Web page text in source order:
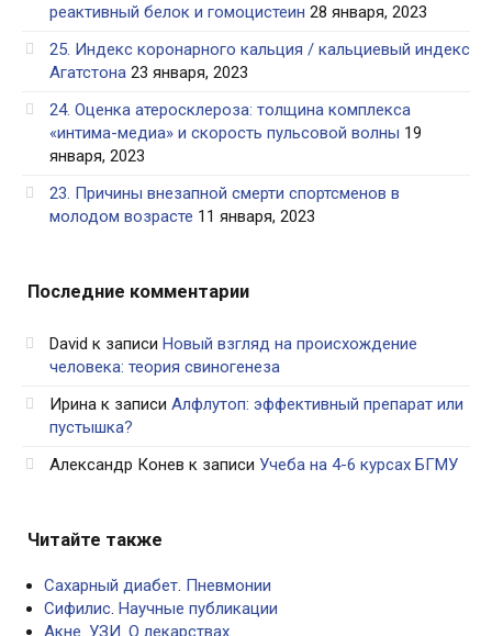
реактивный белок и гомоцистеин 28 января, 2023
25. Индекс коронарного кальция / кальциевый индекс
Агатстона 23 января, 2023
24. Оценка атеросклероза: толщина комплекса
«интима-медиа» и скорость пульсовой волны 19
января, 2023
23. Причины внезапной смерти спортсменов в
молодом возрасте 11 января, 2023
Последние комментарии
David к записи Новый взгляд на происхождение
человека: теория свиногенеза
Ирина к записи Алфлутоп: эффективный препарат или
пустышка?
Александр Конев к записи Учеба на 4-6 курсах БГМУ
Читайте также
Сахарный диабет Пневмонии
Сифилис Научные публикации
Акне УЗИ О лекарствах